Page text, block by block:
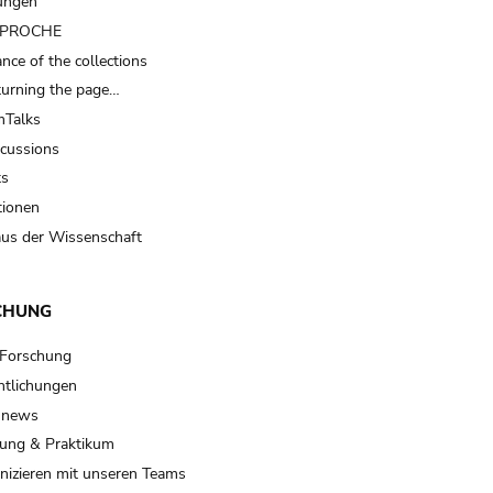
of the collections
the page…
der Wissenschaft
& Praktikum
mit unseren Teams